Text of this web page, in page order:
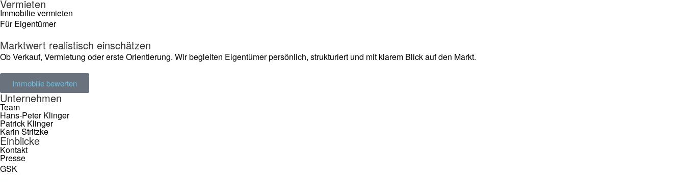
Vermieten
Immobilie vermieten
Für Eigentümer
Marktwert realistisch einschätzen
Ob Verkauf, Vermietung oder erste Orientierung. Wir begleiten Eigentümer persönlich, strukturiert und mit klarem Blick auf den Markt.
Immobilie bewerten
Unternehmen
Team
Hans-Peter Klinger
Patrick Klinger
Karin Stritzke
Einblicke
Kontakt
Presse
GSK